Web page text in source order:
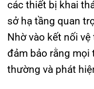
các thiết bị khai
sở hạ tầng quan
Nhờ vào kết nối
đảm bảo rằng
thường và phát